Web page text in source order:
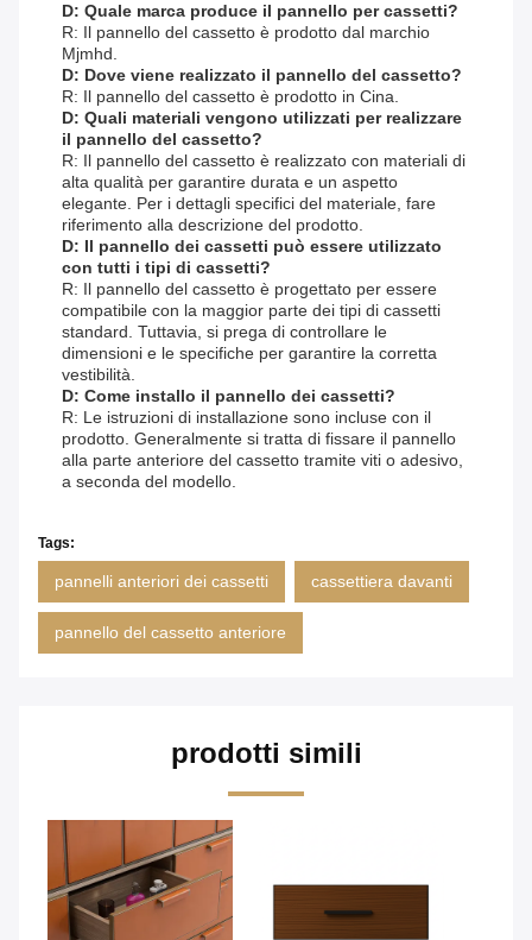
D: Quale marca produce il pannello per cassetti?
R: Il pannello del cassetto è prodotto dal marchio
Mjmhd.
D: Dove viene realizzato il pannello del cassetto?
R: Il pannello del cassetto è prodotto in Cina.
D: Quali materiali vengono utilizzati per realizzare
il pannello del cassetto?
R: Il pannello del cassetto è realizzato con materiali di
alta qualità per garantire durata e un aspetto
elegante. Per i dettagli specifici del materiale, fare
riferimento alla descrizione del prodotto.
D: Il pannello dei cassetti può essere utilizzato
con tutti i tipi di cassetti?
R: Il pannello del cassetto è progettato per essere
compatibile con la maggior parte dei tipi di cassetti
standard. Tuttavia, si prega di controllare le
dimensioni e le specifiche per garantire la corretta
vestibilità.
D: Come installo il pannello dei cassetti?
R: Le istruzioni di installazione sono incluse con il
prodotto. Generalmente si tratta di fissare il pannello
alla parte anteriore del cassetto tramite viti o adesivo,
a seconda del modello.
Tags:
pannelli anteriori dei cassetti cassettiera davanti
pannello del cassetto anteriore
prodotti simili